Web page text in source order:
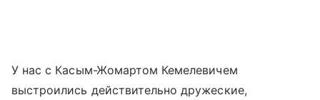
У нас с Касым-Жомартом Кемелевичем
выстроились действительно дружеские,